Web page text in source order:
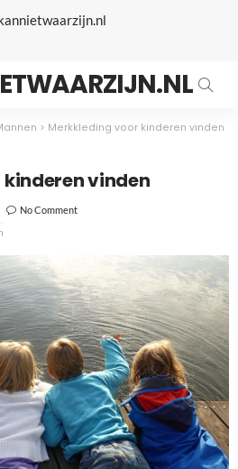
> Merkkleding voor kinderen vinden
vinden
No Comment